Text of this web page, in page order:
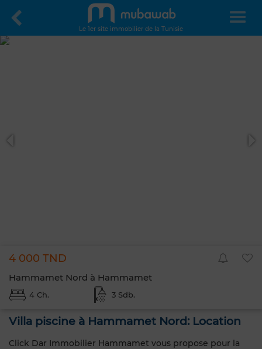
Le 1er site immobilier de la Tunisie
4 000 TND
Hammamet Nord à Hammamet
4 Ch. 3 Sdb.
Villa piscine à Hammamet Nord: Location
Click Dar Immobilier Hammamet vous propose pour la